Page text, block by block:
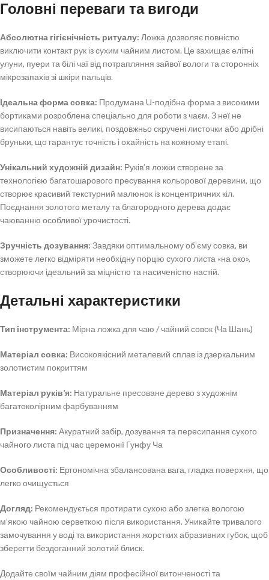
Головні переваги та вигоди
Абсолютна гігієнічність ритуалу: Ложка дозволяє повністю
виключити контакт рук із сухим чайним листом. Це захищає елітні
улуни, пуери та білі чаї від потрапляння зайвої вологи та сторонніх
мікрозапахів зі шкіри пальців.
Ідеальна форма совка: Продумана U-подібна форма з високими
бортиками розроблена спеціально для роботи з чаєм. З неї не
висипаються навіть великі, поздовжньо скручені листочки або дрібні
бруньки, що гарантує точність і охайність на кожному етапі.
Унікальний художній дизайн: Руків’я ложки створене за
технологією багатошарового пресування кольорової деревини, що
створює красивий текстурний малюнок із концентричних кіл.
Поєднання золотого металу та благородного дерева додає
чаюванню особливої урочистості.
Зручність дозування: Завдяки оптимальному об’єму совка, ви
зможете легко відміряти необхідну порцію сухого листа «на око»,
створюючи ідеальний за міцністю та насиченістю настій.
Детальні характеристики
Тип інструмента: Мірна ложка для чаю / чайний совок (Ча Шань)
Матеріал совка: Високоякісний металевий сплав із дзеркальним
золотистим покриттям
Матеріал руків’я: Натуральне пресоване дерево з художнім
багатоколірним фарбуванням
Призначення: Акуратний забір, дозування та пересипання сухого
чайного листа під час церемонії Гунфу Ча
Особливості: Ергономічна збалансована вага, гладка поверхня, що
легко очищується
Догляд: Рекомендується протирати сухою або злегка вологою
м’якою чайною серветкою після використання. Уникайте тривалого
замочування у воді та використання жорстких абразивних губок, щоб
зберегти бездоганний золотий блиск.
Додайте своїм чайним діям професійної витонченості та